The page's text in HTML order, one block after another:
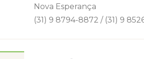
Nova Esperança
(31) 9 8794-8872 / (31) 9